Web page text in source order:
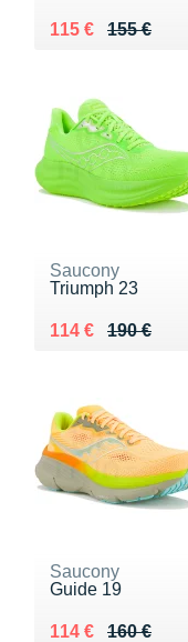
155 €
Au lieu de 155 €
115 €
Vendu 115 €
Saucony
Triumph 23
190 €
Au lieu de 190 €
114 €
Vendu 114 €
Saucony
Guide 19
160 €
Au lieu de 160 €
114 €
Vendu 114 €